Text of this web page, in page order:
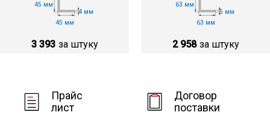
45 мм
45 мм
4 мм
3 393 за штуку
63 мм
63 мм
5 мм
2 958 за штуку
Прайс
лист
Договор
поставки